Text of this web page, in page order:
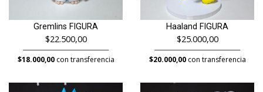
Gremlins FIGURA
$22.500,00
$18.000,00con transferencia
Haaland FIGURA
$25.000,00
$20.000,00con transferencia